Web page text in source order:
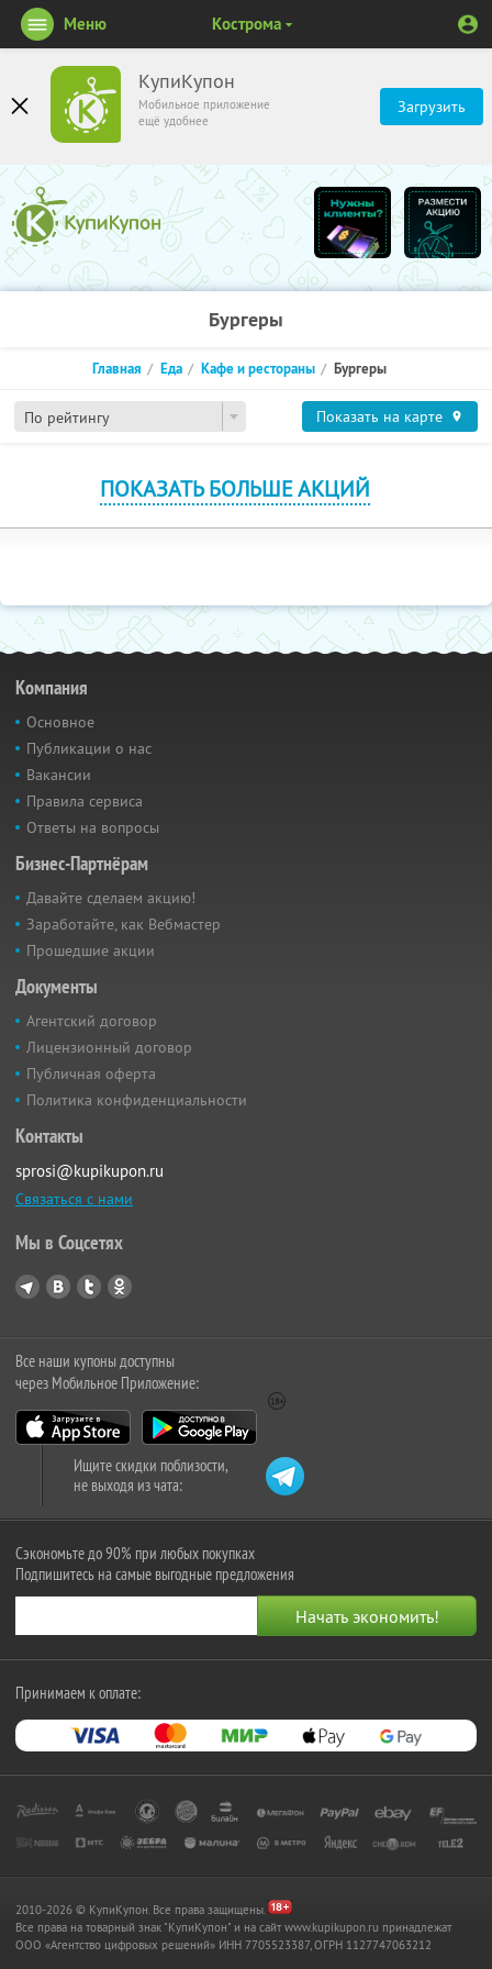
КупиКупон
Мобильное приложение
ещё удобнее
Загрузить
Меню Кострома
Бургеры
По рейтингу
Главная Еда Кафе и рестораны Бургеры
Показать на карте
ПОКАЗАТЬ БОЛЬШЕ АКЦИЙ
Компания
Основное
Публикации о нас
Вакансии
Правила сервиса
Ответы на вопросы
Бизнес-Партнёрам
Давайте сделаем акцию!
Заработайте, как Вебмастер
Прошедшие акции
Документы
Агентский договор
Лицензионный договор
Публичная оферта
Политика конфиденциальности
Контакты
sprosi@kupikupon.ru
Связаться с нами
Мы в Соцсетях
Все наши купоны доступны
через Мобильное Приложение:
Ищите скидки поблизости,
не выходя из чата:
Сэкономьте до 90% при любых покупках
Подпишитесь на самые выгодные предложения
Принимаем к оплате:
2010-2026 © КупиКупон. Все права защищены.
Все права на товарный знак "КупиКупон" и на сайт www.kupikupon.ru принадлежат
OOO «Агентство цифровых решений» ИНН 7705523387, ОГРН 1127747063212